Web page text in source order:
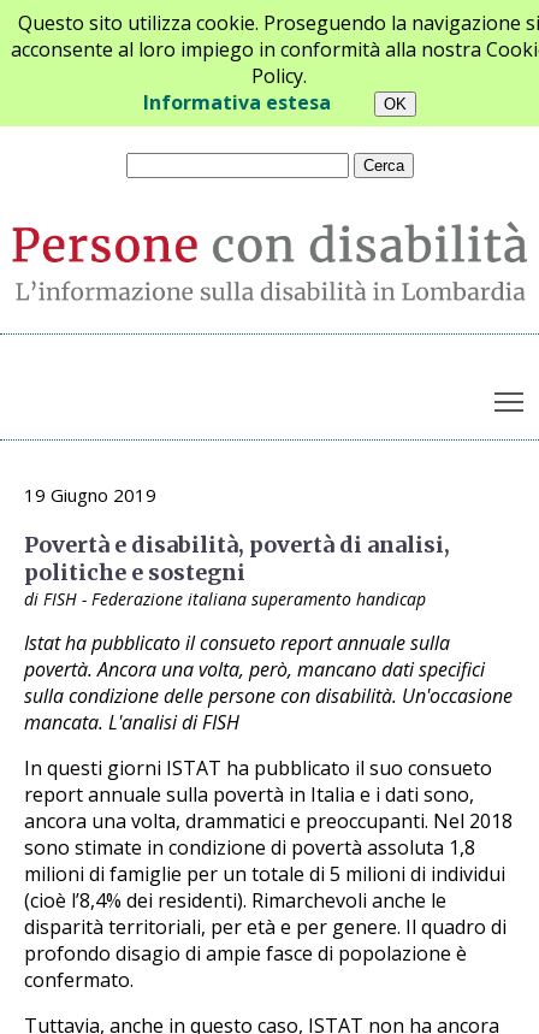
Questo sito utilizza cookie. Proseguendo la navigazione si
acconsente al loro impiego in conformità alla nostra
Policy.
Informativa estesa
Chi siamo Newsletter Contatti
Archivio opinioni
19 Giugno 2019
Povertà e disabilità, povertà di analisi,
politiche e sostegni
di FISH - Federazione italiana superamento handicap
Istat ha pubblicato il consueto report annuale sulla
povertà. Ancora una volta, però, mancano dati specifici
sulla condizione delle persone con disabilità. Un'occasione
mancata. L'analisi di FISH
In questi giorni ISTAT ha pubblicato il suo consueto
report annuale sulla povertà in Italia e i dati sono,
ancora una volta, drammatici e preoccupanti. Nel 2018
sono stimate in condizione di povertà assoluta 1,8
milioni di famiglie per un totale di 5 milioni di individui
(cioè l’8,4% dei residenti). Rimarchevoli anche le
disparità territoriali, per età e per genere. Il quadro di
profondo disagio di ampie fasce di popolazione è
confermato.
Tuttavia, anche in questo caso, ISTAT non ha ancora